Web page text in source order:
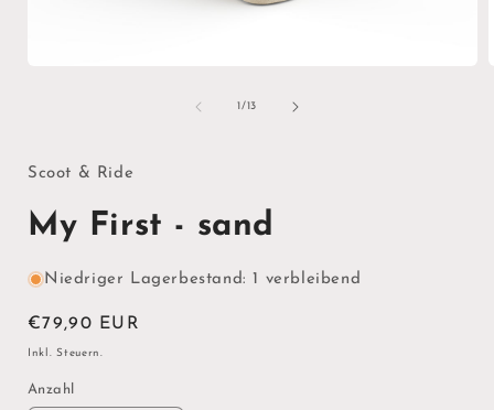
1/von
13
Scoot & Ride
My First - sand
Niedriger Lagerbestand: 1 verbleibend
Normaler
Preis
€79,90 EUR
Inkl. Steuern.
Anzahl